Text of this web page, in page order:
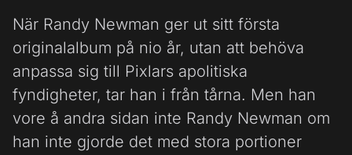
När Randy Newman ger ut sitt första
originalalbum på nio år, utan att behöva
anpassa sig till Pixlars apolitiska
fyndigheter, tar han i från tårna. Men han
vore å andra sidan inte Randy Newman om
han inte gjorde det med stora portioner